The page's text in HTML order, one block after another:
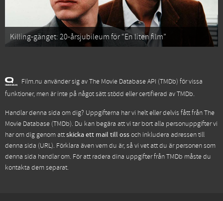
Killing-gänget: 20-årsjubileum för “En liten film”
Film.nu använder sig av The Movie Database API (TMDb) för vissa
funktioner, men är inte på något sätt stödd eller certifierad av TMDb.
Handlar denna sida om dig? Uppgifterna har vi helt eller delvis fått frånThe
Movie Database (TMDb). Du kan begära att vi tar bort alla personuppgifter vi
har om dig genom attskicka ett mail till ossoch inkludera adressen till
denna sida (URL). Förklara även vem du är, så vi vet att du är personen som
denna sida handlar om. För att radera dina uppgifter från TMDb måste du
kontakta dem separat.